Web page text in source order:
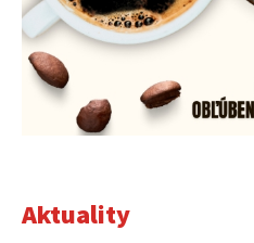
Aktuality